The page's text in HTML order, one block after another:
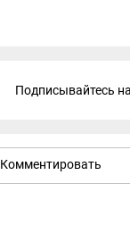
Подписывайтесь
Комментировать